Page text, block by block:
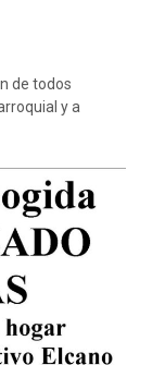
de todos
y a